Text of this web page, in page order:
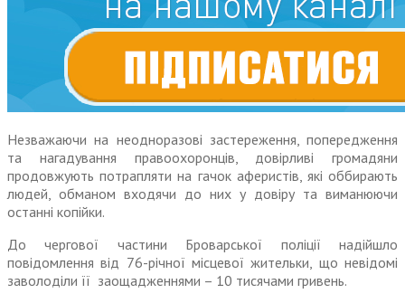
Незважаючи на неодноразові застереження, попередження
та нагадування правоохоронців, довірливі громадяни
продовжують потрапляти на гачок аферистів, які оббирають
людей, обманом входячи до них у довіру та виманюючи
останні копійки.
До чергової частини Броварської поліції надійшло
повідомлення від 76-річної місцевої жительки, що невідомі
заволоділи її заощадженнями – 10 тисячами гривень.